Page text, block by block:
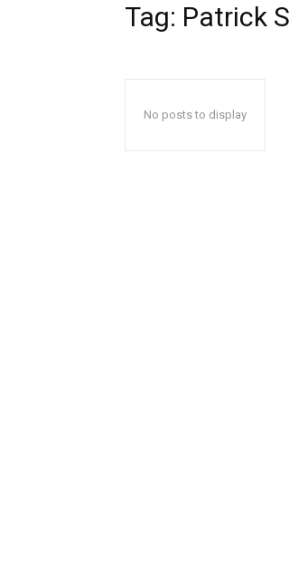
Tag: Patrick
No posts to display